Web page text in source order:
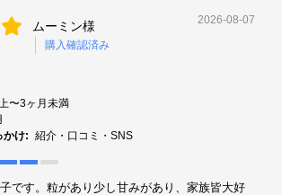
ムーミン様
購入確認済み
2026-08-07
〜3ヶ月未満
かけ: 紹介・口コミ・SNS
です。粒があり少し甘みがあり、家族皆大好